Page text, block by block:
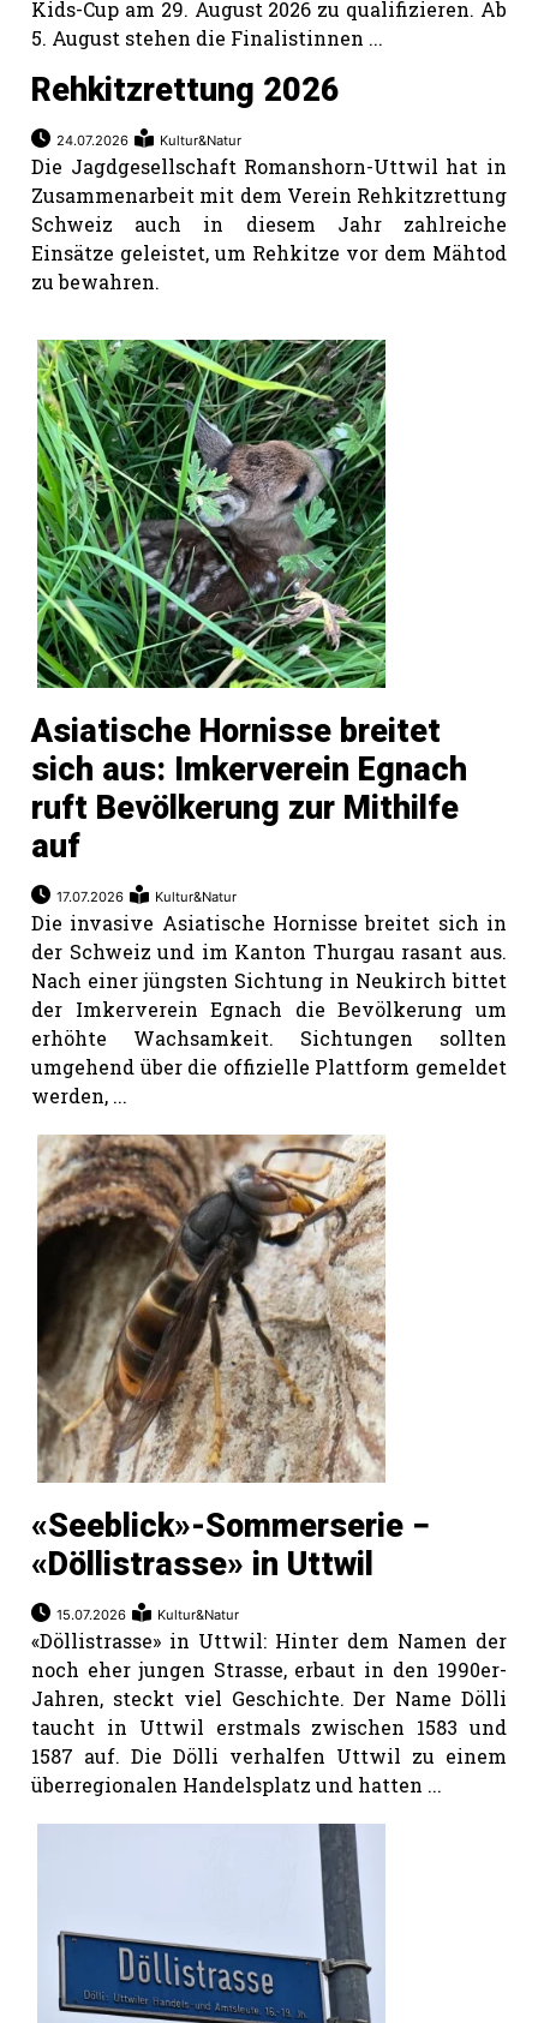
Kids-Cup am 29. August 2026 zu qualifizieren. Ab
5. August stehen die Finalistinnen ...
Rehkitzrettung 2026
24.07.2026 Kultur&Natur
Die Jagdgesellschaft Romanshorn-Uttwil hat in
Zusammenarbeit mit dem Verein Rehkitzrettung
Schweiz auch in diesem Jahr zahlreiche
Einsätze geleistet, um Rehkitze vor dem Mähtod
zu bewahren.
Asiatische Hornisse breitet
sich aus: Imkerverein Egnach
ruft Bevölkerung zur Mithilfe
auf
17.07.2026 Kultur&Natur
Die invasive Asiatische Hornisse breitet sich in
der Schweiz und im Kanton Thurgau rasant aus.
Nach einer jüngsten Sichtung in Neukirch bittet
der Imkerverein Egnach die Bevölkerung um
erhöhte Wachsamkeit. Sichtungen sollten
umgehend über die offizielle Plattform gemeldet
werden, ...
«Seeblick»-Sommerserie −
«Döllistrasse» in Uttwil
15.07.2026 Kultur&Natur
«Döllistrasse» in Uttwil: Hinter dem Namen der
noch eher jungen Strasse, erbaut in den 1990er-
Jahren, steckt viel Geschichte. Der Name Dölli
taucht in Uttwil erstmals zwischen 1583 und
1587 auf. Die Dölli verhalfen Uttwil zu einem
überregionalen Handelsplatz und hatten ...